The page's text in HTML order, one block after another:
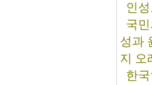
인
국
성과
지 오
한